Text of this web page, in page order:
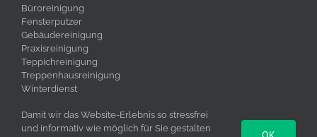
Büroreinigung
Fensterputzer
Gebäudereinigung
Praxisreinigung
Teppichreinigung
Treppenhausreinigung
Winterdienst
Damit wir das Website-Erlebnis so stressfrei
und informativ wie möglich für Sie gestalten